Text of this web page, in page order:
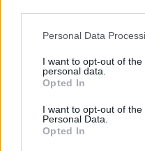
Please note that this
not limited to your visit or
grant or deny consent to
use your data for below
consent section.
Personal Data
I want to opt-out of
personal data.
Opted In
I want to opt-out of the
Personal Data.
Opted In
10 ZDJĘĆ
Japońskie paragony
grozy? Nie w przypadku